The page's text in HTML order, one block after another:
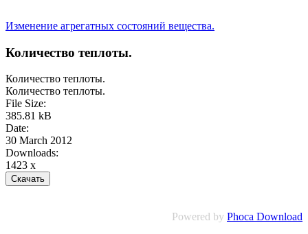
Изменение агрегатных состояний вещества.
Количество теплоты.
Количество теплоты.
Количество теплоты.
File Size:
385.81 kB
Date:
30 March 2012
Downloads:
1423 x
Powered by Phoca Download